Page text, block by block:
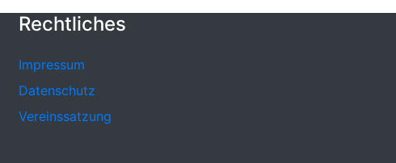
Rechtliches
Impressum
Datenschutz
Vereinssatzung